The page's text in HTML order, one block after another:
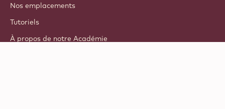
Nos emplacements
Tutoriels
À propos de notre Académie